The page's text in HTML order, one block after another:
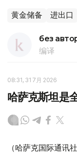
黄金储备 进出口
без
编译
08:31, 31 7月 2026
哈萨克斯坦是
（哈萨克国际通讯